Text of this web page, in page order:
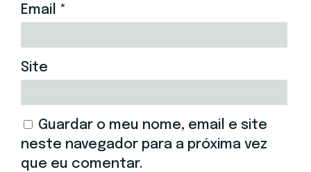
Email *
Site
Guardar o meu nome, email e site
neste navegador para a próxima vez
que eu comentar.